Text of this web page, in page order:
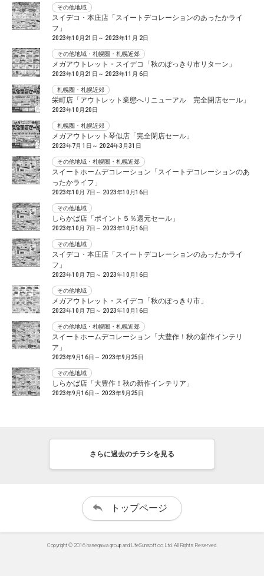
その他地域
スイデコ・本庄店「スイートデコレーションのあったかライ
フ」
2023年10月21日～ 2023年11月 2日
その他地域・札幌圏・札幌近郊
メガアウトレット・スイデコ「秋のぽっきり市リターン」
2023年10月21日～ 2023年11月 6日
札幌圏・札幌近郊
栄町店「アウトレット業態へリニューアル 完全閉店セール」
2023年10月20日
札幌圏・札幌近郊
メガアウトレット琴似店「完全閉店セール」
2023年7月 1日～ 2024年3月31日
その他地域・札幌圏・札幌近郊
スイートホームデコレーション「スイートデコレーションのあ
ったかライフ」
2023年10月 7日～ 2023年10月16日
その他地域
しらかば店「ポイント５％還元セール」
2023年10月 7日～ 2023年10月16日
その他地域
スイデコ・本庄店「スイートデコレーションのあったかライ
フ」
2023年10月 7日～ 2023年10月16日
その他地域
メガアウトレット・スイデコ「秋のぽっきり市」
2023年10月 7日～ 2023年10月16日
その他地域・札幌圏・札幌近郊
スイートホームデコレーション「大豊作！秋の新作インテリ
ア」
2023年9月16日～ 2023年9月25日
その他地域
しらかば店「大豊作！秋の新作インテリア」
2023年9月16日～ 2023年9月25日
さらに過去のチラシを見る
トップページ
Copyright © 2016 hasegawa group and LifeSunsoft co.Ltd. All Rights Reserved.